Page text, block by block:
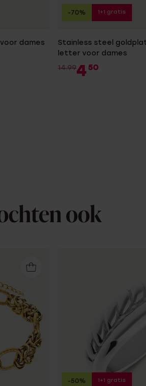
dames
Stainless steel
letter voor dames
14.994 50
-70% 1+1 gratis
ook
-50% 1+1 gratis